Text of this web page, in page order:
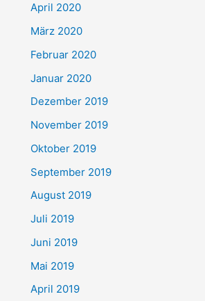
April 2020
März 2020
Februar 2020
Januar 2020
Dezember 2019
November 2019
Oktober 2019
September 2019
August 2019
Juli 2019
Juni 2019
Mai 2019
April 2019